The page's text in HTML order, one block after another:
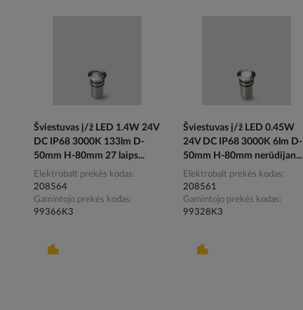
Šviestuvas į/ž LED 1.4W 24V
DC IP68 3000K 133lm D-
50mm H-80mm 27 laips...
Elektrobalt prekės kodas
208564
Gamintojo prekės kodas
99366K3
Šviestuvas į/ž LED 0.45W
24V DC IP68 3000K 6lm D-
50mm H-80mm nerūdijan...
Elektrobalt prekės kodas
208561
Gamintojo prekės kodas
99328K3